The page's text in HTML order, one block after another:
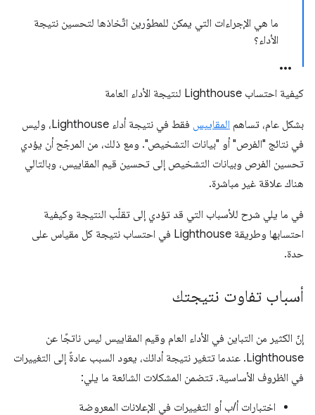
ما هي الإجراءات التي يمكن للمطوّرين اتّخاذها لتحسين نتيجة
الأداء؟
كيفية احتساب Lighthouse لنتيجة الأداء العامة
بشكل عام، تساهم المقاييس
فقط في نتيجة أداء Lighthouse، وليس
في نتائج "الفرص" أو "بيانات التشخيص". ومع ذلك، من المرجّح أن يؤدي
تحسين الفرص وبيانات التشخيص إلى تحسين قيم المقاييس، وبالتالي
هناك علاقة غير مباشرة.
في ما يلي شرح للأسباب التي قد تؤدي إلى تقلّب النتيجة وكيفية
احتسابها وطريقة Lighthouse في احتساب نتيجة كل مقياس على
حدة.
أسباب تفاوت نتيجتك
إنّ الكثير من التباين في الأداء العام وقيم المقاييس ليس ناتجًا عن
Lighthouse. عندما تتغير نتيجة أدائك، يعود السبب عادةً إلى التغييرات
في الظروف الأساسية. تتضمن المشكلات الشائعة ما يلي:
اختبارات أ/ب أو التغييرات في الإعلانات المعروضة